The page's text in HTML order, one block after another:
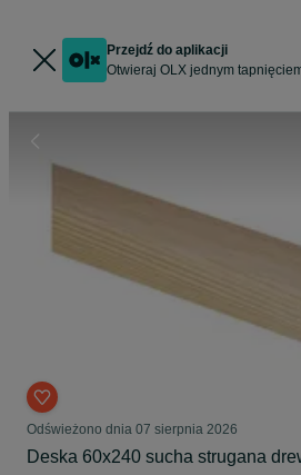
Przejdź do aplikacji
Otwieraj OLX jednym
Odświeżono dnia 07 sierpnia 2026
Deska 60x240 sucha strugana